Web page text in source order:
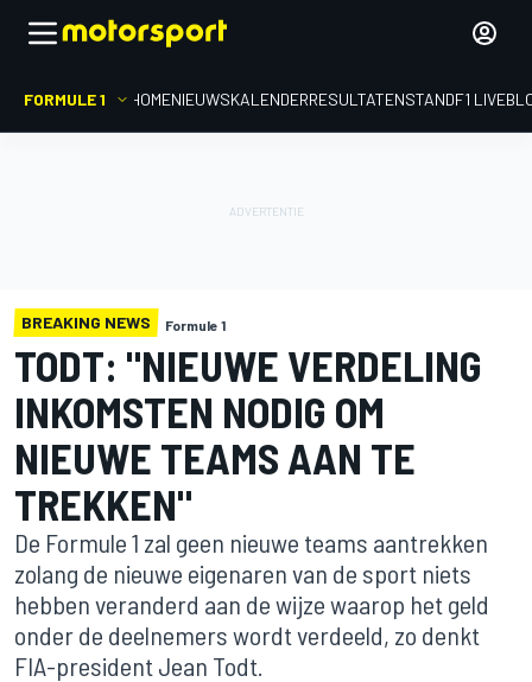
FORMULE 1 HOMENIEUWSKALENDERRESULTATENSTANDF1
BREAKING NEWS Formule 1
TODT: "NIEUWE VERDELING
INKOMSTEN NODIG OM
NIEUWE TEAMS AAN TE
TREKKEN"
De Formule 1 zal geen nieuwe teams aantrekken
zolang de nieuwe eigenaren van de sport niets
hebben veranderd aan de wijze waarop het geld
onder de deelnemers wordt verdeeld, zo denkt
FIA-president Jean Todt.